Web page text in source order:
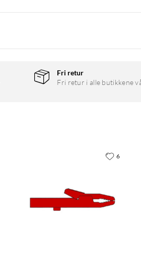
Fri retur
Fri retur i alle butikkene
6